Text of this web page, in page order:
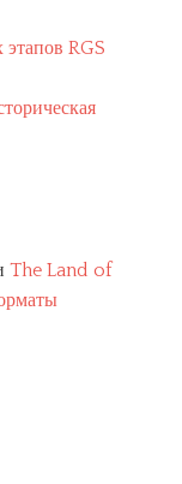
RGS
The Land of